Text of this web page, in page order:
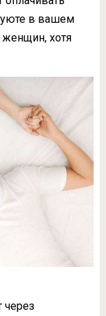
уюте в вашем
женщин, хотя
через